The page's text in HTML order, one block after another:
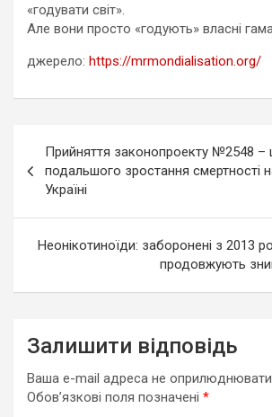
«годувати світ».
Але вони просто «годують» власні
джерело: https://mrmondialisation.org/
записів
Прийняття законопроекту №2548 –
подальшого зростання смертності
Україні
Неонікотиноїди: заборонені з 2013
продовжують
Залишити відповідь
Ваша e-mail адреса не
Обов’язкові поля позначені *